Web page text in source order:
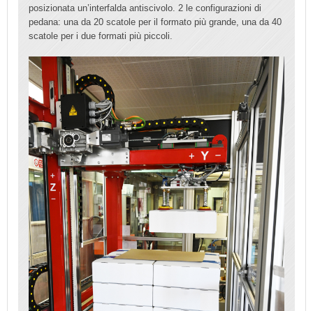
posizionata un’interfalda antiscivolo. 2 le configurazioni di
pedana: una da 20 scatole per il formato più grande, una da 40
scatole per i due formati più piccoli.